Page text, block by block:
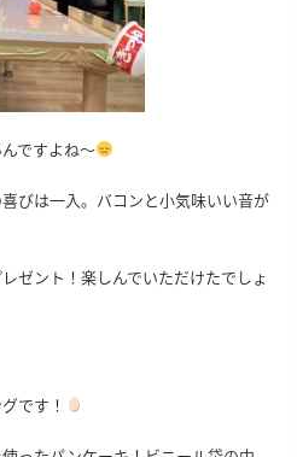
ですよね～
びは一入。バコンと小気味いい音が
ゼント！楽しんでいただけたでしょ
です！